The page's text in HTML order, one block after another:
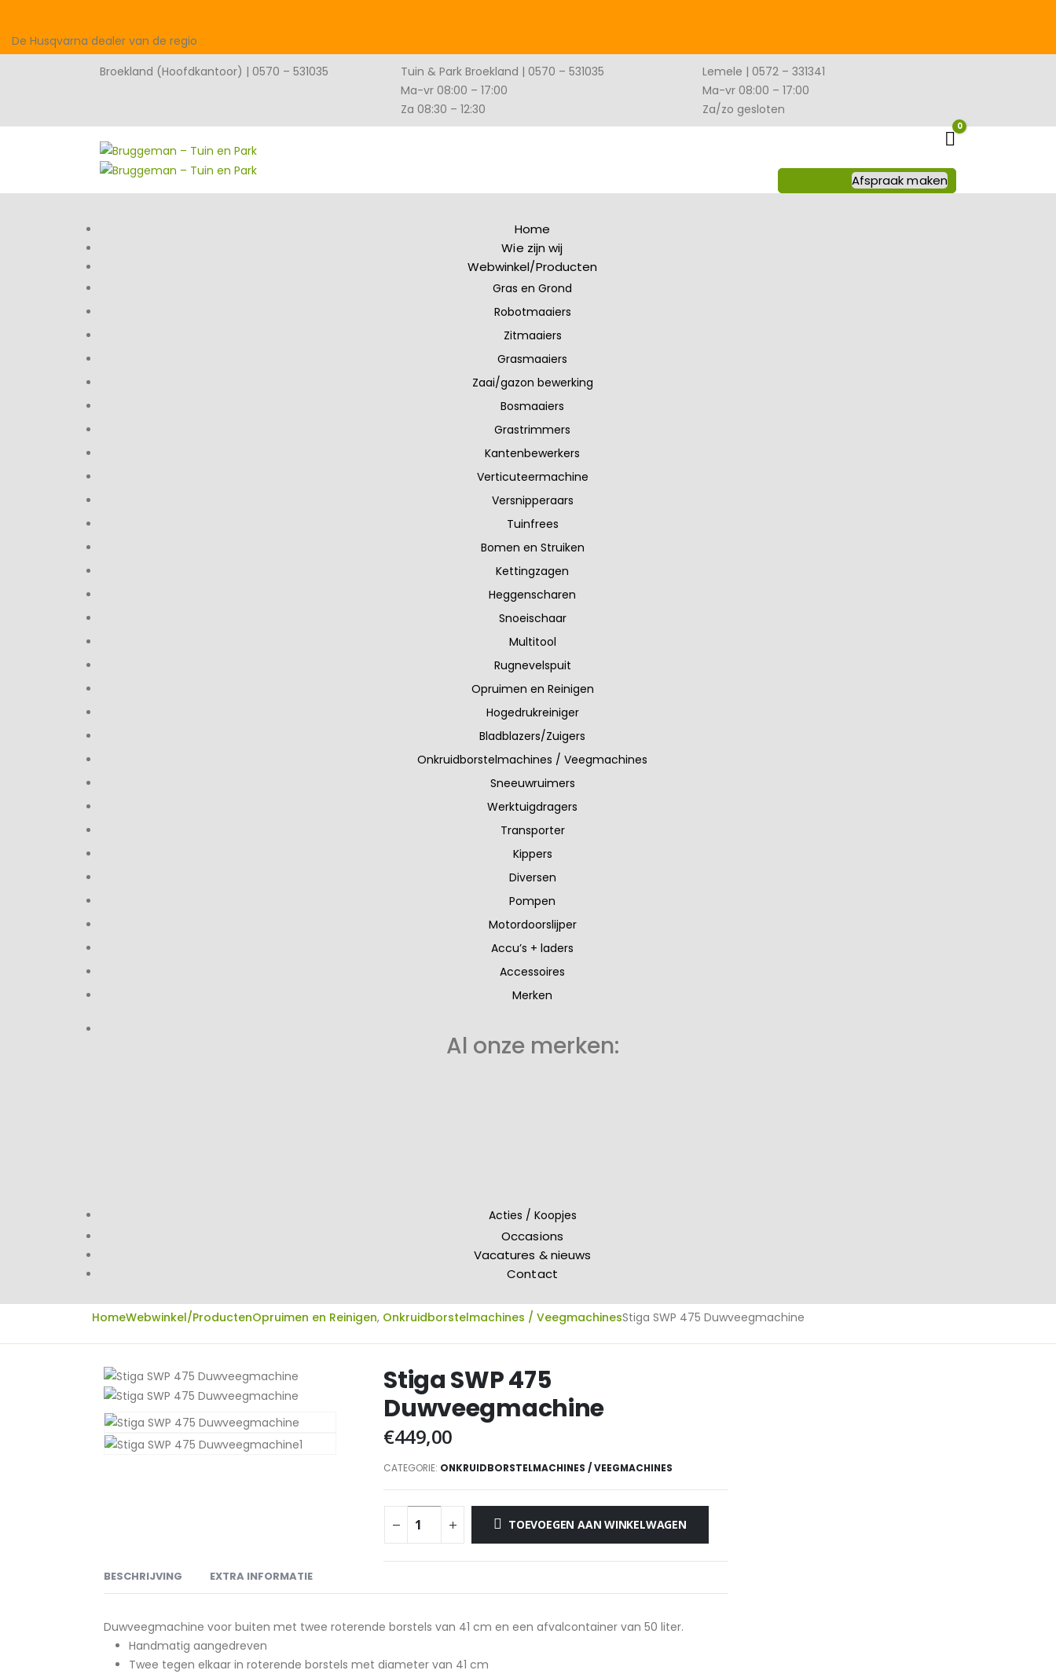
De Husqvarna dealer van de regio
Broekland (Hoofdkantoor) | 0570 – 531035
Tuin & Park Broekland | 0570 – 531035
Ma-vr 08:00 – 17:00
Za 08:30 – 12:30
Lemele | 0572 – 331341
Ma-vr 08:00 – 17:00
Za/zo gesloten
Winkelwagen
0
Afspraak maken
Home
Wie zijn wij
Webwinkel/Producten
Gras en Grond
Robotmaaiers
Zitmaaiers
Grasmaaiers
Zaai/gazon bewerking
Bosmaaiers
Grastrimmers
Kantenbewerkers
Verticuteermachine
Versnipperaars
Tuinfrees
Bomen en Struiken
Kettingzagen
Heggenscharen
Snoeischaar
Multitool
Rugnevelspuit
Opruimen en Reinigen
Hogedrukreiniger
Bladblazers/Zuigers
Onkruidborstelmachines / Veegmachines
Sneeuwruimers
Werktuigdragers
Transporter
Kippers
Diversen
Pompen
Motordoorslijper
Accu’s + laders
Accessoires
Merken
Al onze merken:
Acties / Koopjes
Occasions
Vacatures & nieuws
Contact
HomeWebwinkel/ProductenOpruimen en Reinigen, Onkruidborstelmachines / VeegmachinesStiga SWP 475 Duwveegmachine
Stiga SWP 475
Duwveegmachine
€449,00
CATEGORIE: ONKRUIDBORSTELMACHINES / VEEGMACHINES
TOEVOEGEN AAN WINKELWAGEN
BESCHRIJVING EXTRA INFORMATIE
Duwveegmachine voor buiten met twee roterende borstels van 41 cm en een afvalcontainer van 50 liter.
Handmatig aangedreven
Twee tegen elkaar in roterende borstels met diameter van 41 cm